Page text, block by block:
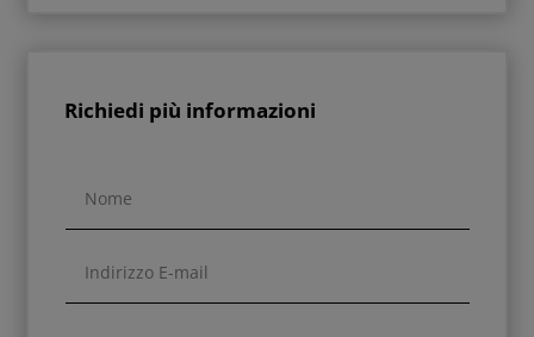
Richiedi più informazioni